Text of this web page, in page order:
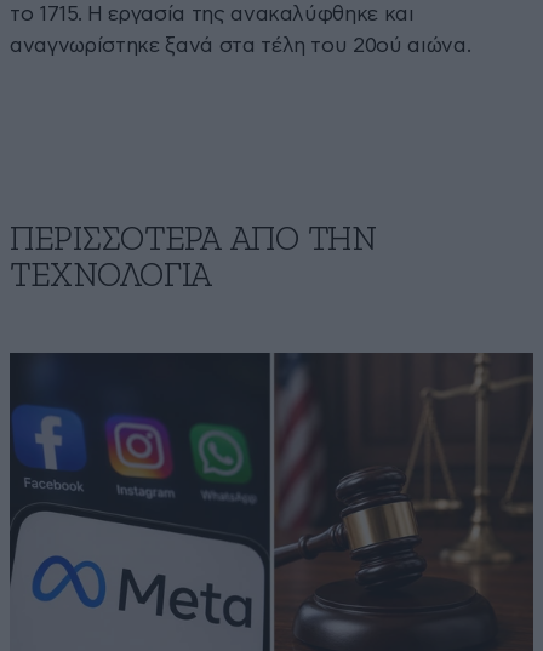
το 1715. Η εργασία της ανακαλύφθηκε και
αναγνωρίστηκε ξανά στα τέλη του 20ού αιώνα.
ΠΕΡΙΣΣΟΤΕΡΑ ΑΠΟ ΤΗΝ
ΤΕΧΝΟΛΟΓΙΑ